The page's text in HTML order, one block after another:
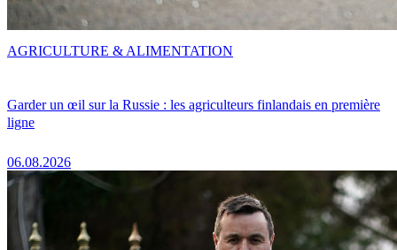
Garder un œil sur la Russie : les agriculteurs finlandais en première
ligne
06.08.2026
AGRICULTURE & ALIMENTATION